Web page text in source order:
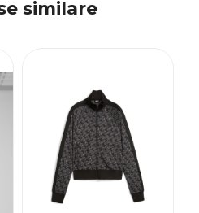
similare